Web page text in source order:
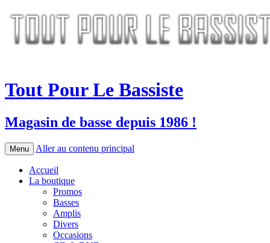
Tout Pour Le Bassiste
Magasin de basse depuis 1986 !
Menu Aller au contenu principal
Accueil
La boutique
Promos
Basses
Amplis
Divers
Occasions